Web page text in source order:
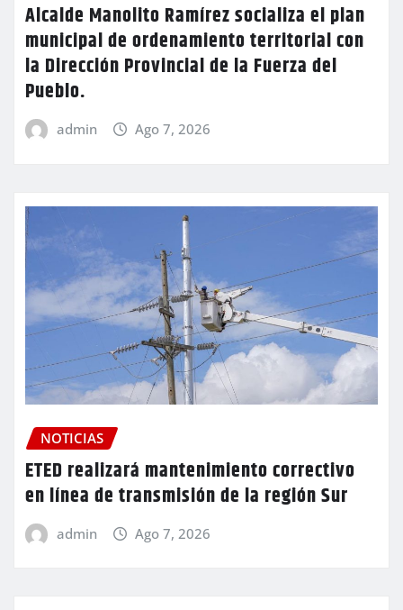
Alcalde Manolito Ramírez socializa el plan
municipal de ordenamiento territorial con
la Dirección Provincial de la Fuerza del
Pueblo.
admin Ago 7, 2026
NOTICIAS
ETED realizará mantenimiento correctivo
en línea de transmisión de la región Sur
admin Ago 7, 2026